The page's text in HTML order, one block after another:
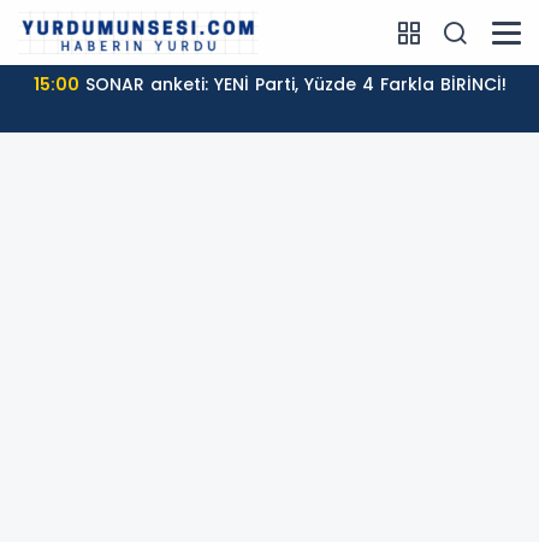
15:00 SONAR anketi: YENİ Parti, Yüzde 4 Farkla BİRİNCİ!